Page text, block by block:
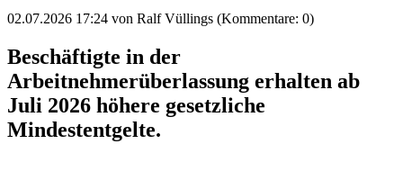
02.07.2026 17:24 von Ralf Vüllings (Kommentare: 0)
Beschäftigte in der
Arbeitnehmerüberlassung erhalten ab
Juli 2026 höhere gesetzliche
Mindestentgelte.